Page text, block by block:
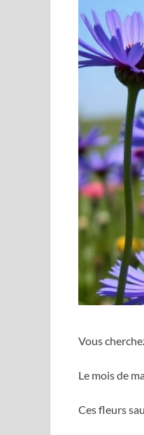
Vous
Le mois de
Ces fleurs